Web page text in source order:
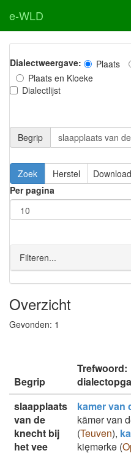
e-WLD
Dialectweergave: Plaats
Plaats en Kloeke
Dialectlijst
Begrip
Zoek Herstel
Download
Per pagina
Filteren...
Overzicht
Gevonden: 1
Begrip
Trefwoord:
slaapplaats
van de
knecht bij
het vee
kamer van
kāmǝr van
(Teuven),
kięmǝrkǝ (